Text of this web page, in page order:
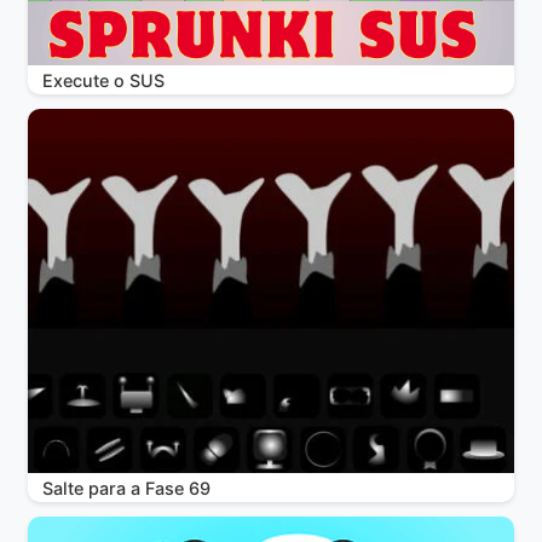
Execute o SUS
Salte para a Fase 69